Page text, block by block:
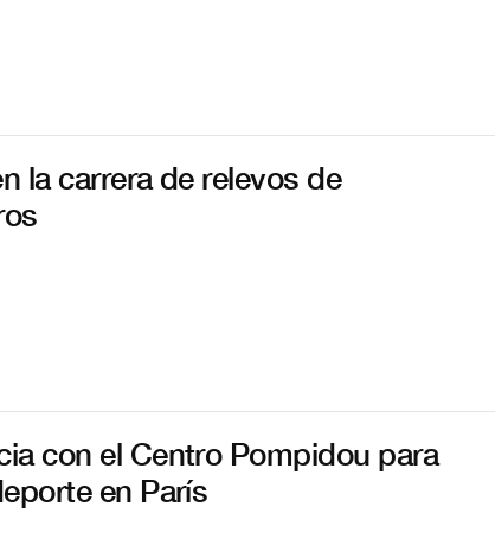
la carrera de relevos de
con el Centro Pompidou para
en París